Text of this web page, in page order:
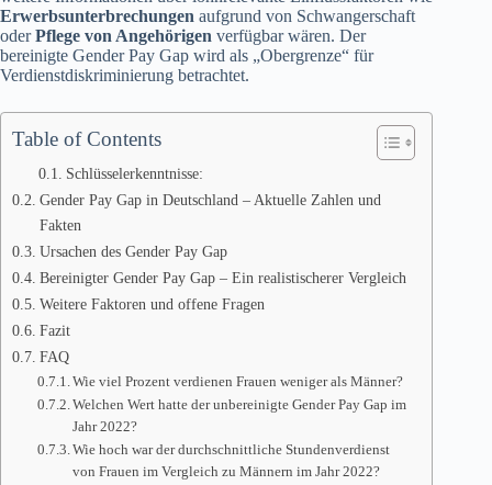
Erwerbsunterbrechungen aufgrund von Schwangerschaft
oderPflege von Angehörigen verfügbar wären. Der
bereinigte Gender Pay Gap wird als „Obergrenze“ für
Verdienstdiskriminierung betrachtet.
Table of Contents
Schlüsselerkenntnisse:
Gender Pay Gap in Deutschland – Aktuelle Zahlen und
Fakten
Ursachen des Gender Pay Gap
Bereinigter Gender Pay Gap – Ein realistischerer Vergleich
Weitere Faktoren und offene Fragen
Fazit
FAQ
Wie viel Prozent verdienen Frauen weniger als Männer?
Welchen Wert hatte der unbereinigte Gender Pay Gap im
Jahr 2022?
Wie hoch war der durchschnittliche Stundenverdienst
von Frauen im Vergleich zu Männern im Jahr 2022?